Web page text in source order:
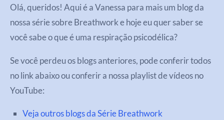
Olá, queridos! Aqui é a Vanessa para mais um blog da
nossa série sobre Breathwork e hoje eu quer saber se
você sabe o que é uma respiração psicodélica?
Se você perdeu os blogs anteriores, pode conferir todos
no link abaixo ou conferir a nossa playlist de vídeos no
YouTube:
Veja outros blogs da Série Breathwork